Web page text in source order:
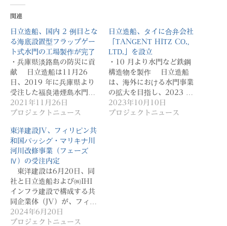
関連
日立造船、国内 2 例目とな
る海底設置型フラップゲー
ト式水門の工場製作が完了
・兵庫県淡路島の防災に貢
献 日立造船は11月26
日、2019 年に兵庫県より
受注した福良港煙島水門…
2021年11月26日
プロジェクトニュース
日立造船、タイに合弁会社
「TANGENT HITZ CO.,
LTD.」を設立
・10 月より水門など鉄鋼
構造物を製作 日立造船
は、海外における水門事業
の拡大を目指し、2023 …
2023年10月10日
プロジェクトニュース
東洋建設JV、フィリピン共
和国パッシグ・マリキナ川
河川改修事業（フェーズ
Ⅳ）の受注内定
東洋建設は6月20日、同
社と日立造船および㈱IHI
インフラ建設で構成する共
同企業体（JV）が、フィ…
2024年6月20日
プロジェクトニュース